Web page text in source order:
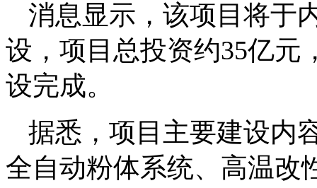
消息显示，该项目将于
设，项目总投资约35亿元
设完成。
据悉，项目主要建设内
全自动粉体系统、高温改